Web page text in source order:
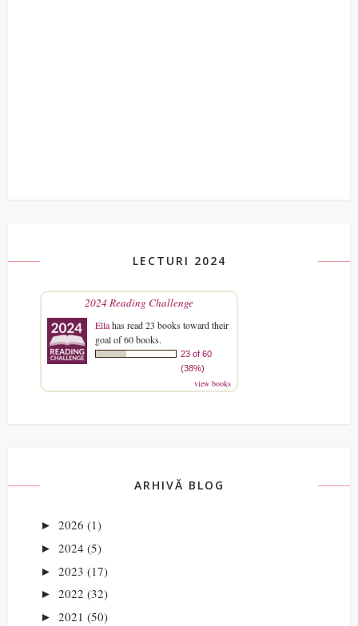
LECTURI 2024
2024 Reading Challenge
Ellahas read 23 books toward their
goal of 60 books.
23 of 60
(38%)
view books
ARHIVĂ BLOG
► 2026 (1)
► 2024 (5)
► 2023 (17)
► 2022 (32)
► 2021 (50)